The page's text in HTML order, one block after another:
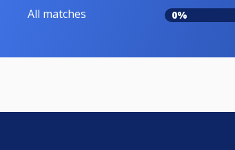
All matches 0%